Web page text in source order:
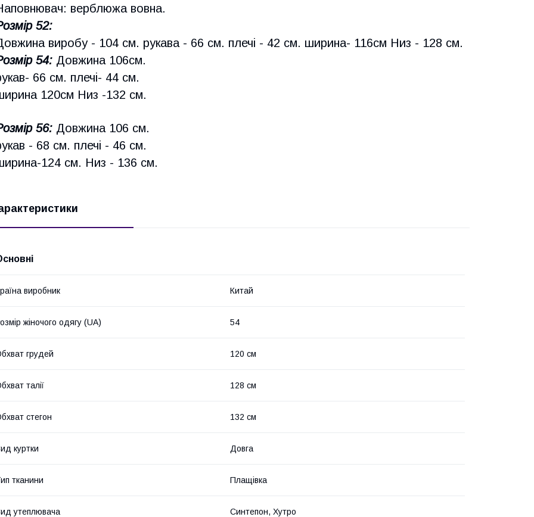
верблюжа вовна.
52:
виробу - 104 см. рукава - 66 см. плечі - 42 см. ширина- 116см Низ - 128 см.
54: Довжина 106см.
66 см. плечі- 44 см.
120см Низ -132 см.
56: Довжина 106 см.
- 68 см. плечі - 46 см.
124 см. Низ - 136 см.
виробник Китай
жіночого одягу (UA) 54
грудей 120 см
талії 128 см
стегон 132 см
куртки Довга
тканини Плащівка
утеплювача Синтепон, Хутро